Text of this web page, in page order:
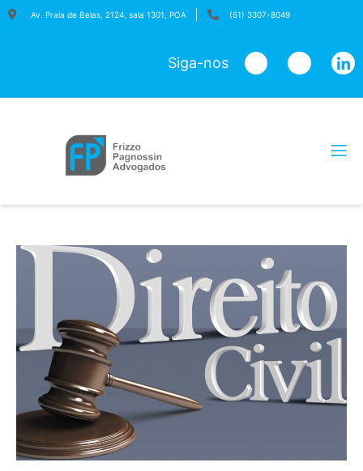
Av. Praia de Belas, 2124, sala 1301, POA (51) 3307-8049
Siga-nos